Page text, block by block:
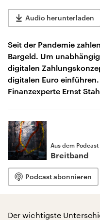
Audio herunterladen
Seit der Pandemie
Bargeld. Um
digitalen
digitalen Euro
Finanzexperte Ernst
Aus dem Podcast
Breitband
Podcast abonnieren
Der wichtigste